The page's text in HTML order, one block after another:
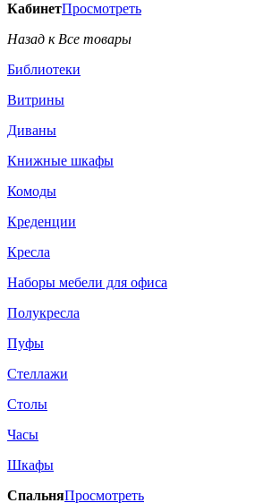
КабинетПросмотреть
Назад к Все товары
Библиотеки
Витрины
Диваны
Книжные шкафы
Комоды
Креденции
Кресла
Наборы мебели для офиса
Полукресла
Пуфы
Стеллажи
Столы
Часы
Шкафы
СпальняПросмотреть